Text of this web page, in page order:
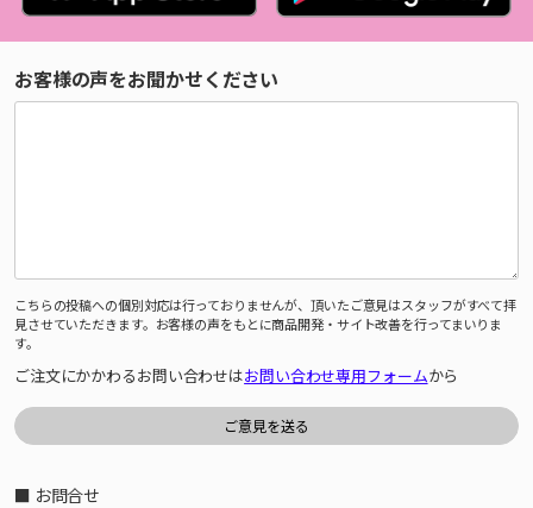
お客様の声をお聞かせください
こちらの投稿への個別対応は行っておりませんが、頂いたご意見はスタッフがすべて拝
見させていただきます。お客様の声をもとに商品開発・サイト改善を行ってまいりま
す。
ご注文にかかわるお問い合わせはお問い合わせ専用フォームから
■ お問合せ